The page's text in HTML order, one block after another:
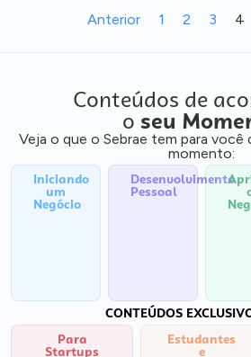
Anterior 1 2 3 4
Conteúdos de
o seu
Veja o que o Sebrae tem para
momento:
Iniciando
um
Negócio
Desenvolvimento
Pessoal
CONTEÚDOS
Para
Startups
Estudantes
e